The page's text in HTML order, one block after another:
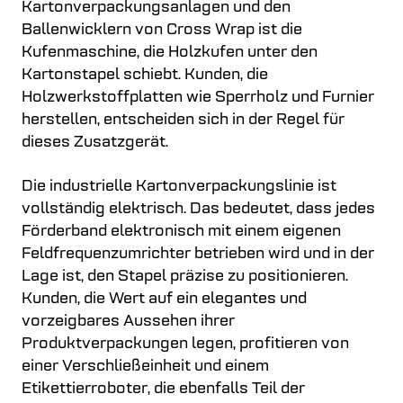
Kartonverpackungsanlagen und den
Ballenwicklern von Cross Wrap ist die
Kufenmaschine, die Holzkufen unter den
Kartonstapel schiebt. Kunden, die
Holzwerkstoffplatten wie Sperrholz und Furnier
herstellen, entscheiden sich in der Regel für
dieses Zusatzgerät.
Die industrielle Kartonverpackungslinie ist
vollständig elektrisch. Das bedeutet, dass jedes
Förderband elektronisch mit einem eigenen
Feldfrequenzumrichter betrieben wird und in der
Lage ist, den Stapel präzise zu positionieren.
Kunden, die Wert auf ein elegantes und
vorzeigbares Aussehen ihrer
Produktverpackungen legen, profitieren von
einer Verschließeinheit und einem
Etikettierroboter, die ebenfalls Teil der